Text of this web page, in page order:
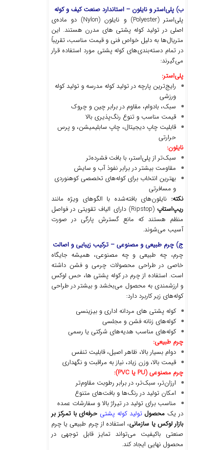
ب) پلیاستر و نایلون – استاندارد صنعت کیف و کوله
پلی‌استر (Polyester) و نایلون (Nylon) دو ماده‌ی
اصلی در تولید کوله پشتی های مدرن هستند. این
متریال‌ها به دلیل خواص فنی و قیمت مناسب، تقریباً
در تمام دسته‌بندی‌های کوله پشتی مورد استفاده قرار
می‌گیرند:
پلیاستر:
رایج‌ترین پارچه در تولید کوله مدرسه و تولید کوله
ورزشی
سبک، بادوام، مقاوم در برابر چین و چروک
قیمت مناسب و تنوع رنگ‌پذیری بالا
قابلیت چاپ دیجیتال، چاپ سابلیمیشن، و پرس
حرارتی
نایلون:
سبک‌تر از پلی‌استر، با بافت فشرده‌تر
مقاومت بیشتر در برابر نفوذ آب و سایش
بهترین انتخاب برای کوله‌های تخصصی کوهنوردی
و مسافرتی
نکته: نایلون‌های بافته‌شده با الگوهای ویژه مانند
ریپاستاپ
(Ripstop) دارای الیاف تقویتی در فواصل
منظم هستند که مانع گسترش پارگی در صورت
آسیب می‌شوند.
ج) چرم طبیعی و مصنوعی – ترکیب زیبایی و اصالت
چرم، چه طبیعی و چه مصنوعی، همیشه جایگاه
خاصی در طراحی محصولات چرمی و فشن داشته
است. استفاده از چرم در کوله پشتی ها، حس لوکس
و ارزشمندی به محصول می‌بخشد و بیشتر در طراحی
کوله‌های زیر کاربرد دارد:
کوله پشتی های مردانه اداری و بیزینسی
کوله‌های زنانه فشن و مجلسی
کوله‌های مناسب هدیه‌های شرکتی یا رسمی
چرم طبیعی:
دوام بسیار بالا، ظاهر اصیل، قابلیت تنفس
قیمت بالا، وزن زیاد، نیاز به مراقبت و نگهداری
چرم مصنوعی(PU یا
ارزان‌تر، سبک‌تر، در برابر رطوبت مقاوم‌تر
امکان تولید در رنگ‌ها و بافت‌های متنوع
مناسب برای تولید در تیراژ بالا و سفارشات عمده
در یک محصولتولید کوله پشتی حرفهای با تمرکز بر
بازار لوکس یا سازمانی، استفاده از چرم طبیعی یا چرم
صنعتی باکیفیت می‌تواند تمایز قابل توجهی در
محصول نهایی ایجاد کند.